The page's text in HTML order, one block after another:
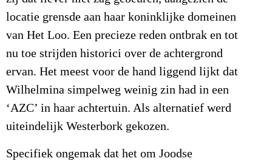
locatie grensde aan haar koninklijke domeinen
van Het Loo. Een precieze reden ontbrak en tot
nu toe strijden historici over de achtergrond
ervan. Het meest voor de hand liggend lijkt dat
Wilhelmina simpelweg weinig zin had in een
‘AZC’ in haar achtertuin. Als alternatief werd
uiteindelijk Westerbork gekozen.
Specifiek ongemak dat het om Joodse